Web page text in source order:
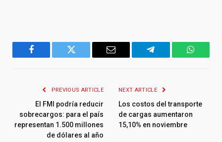
Facebook Twitter Email Telegram
PREVIOUS ARTICLE
El FMI podría reducir
sobrecargos: para el país
representan 1.500 millones
de dólares al año
NEXT ARTICLE
Los costos del transporte
de cargas aumentaron
15,10% en noviembre